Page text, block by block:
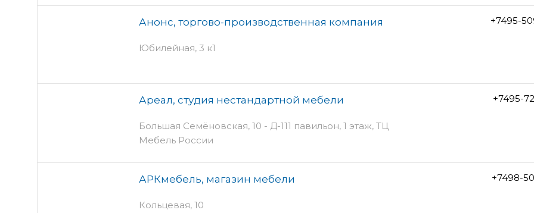
Анонс, торгово-производственная компания
Юбилейная, 3 к1
+7495-
Ареал, студия нестандартной мебели
Большая Семёновская, 10 - Д-111 павильон, 1 этаж, ТЦ
Мебель России
+7495-
АРКмебель, магазин мебели
Кольцевая, 10
+7498-